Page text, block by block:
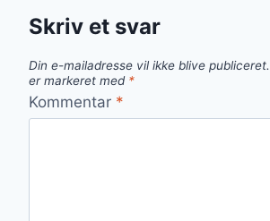
Skriv et svar
Din e-mailadresse vil ikke blive publiceret.
er markeret med *
Kommentar *